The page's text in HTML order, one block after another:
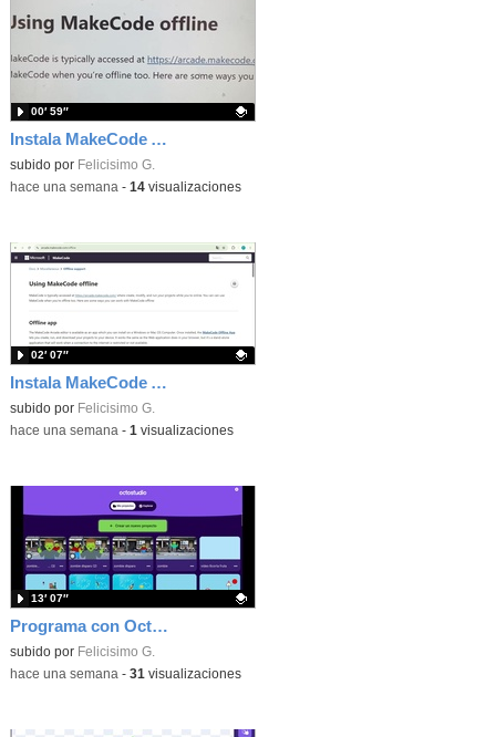
Instala MakeCode Arcade para trabajar offline en tu tablet, ordenador, Chromebook
Contenido educativo.
subido por Felicisimo G.
00′ 59″
-hace una semana - 14visualizaciones
Instala MakeCode Arcade offline para programar grandes juegos sin necesidad de Internet
Contenido educativo.
subido por Felicisimo G.
02′ 07″
-hace una semana - 1 visualizaciones
Programa con OctoStudio, un juego de disparos contra Zombies con un cargador basado en el House of the dead
Contenido educativo.
subido por Felicisimo G.
13′ 07″
-hace una semana - 31 visualizaciones